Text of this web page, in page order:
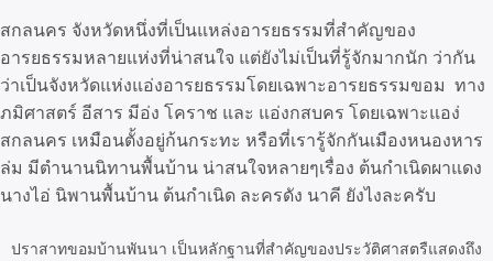
สกลนคร จังหวัดหนึ่งที่เป็นแหล่งอารยธรรมที่สำคัญของ
อารยธรรมหลายแห่งที่น่าสนใจ แต่ยังไม่เป็นที่รู้จักมากนัก ว่ากัน
ว่าเป็นจังหวัดแห่งแอ่งอารยธรรมโดยเฉพาะอารยธรรมขอม ทาง
ภมิศาสตร์ อีสาร มีอ่ง โคราช และ แอ่งกสบคร โดยเฉพาะแอง่
สกลนคร เหมือนตั้งอยู่ก้นกระทะ หรือที่เรารู้จักกันเมืองหนองหาร
ล่ม มีตำนานนิทานพื้นบ้าน น่าสนใจหลายๆเรื่อง ต้นกำเนิดผาแดง
นางไอ่ นิพานพื้นบ้าน ต้นกำเนิด ละครดัง นาคี ยังไงละครับ
ปราสาทขอมบ้านพันนา เป็นหลักฐานที่สำคัญของประวัติศาสตรืแสดงถึง